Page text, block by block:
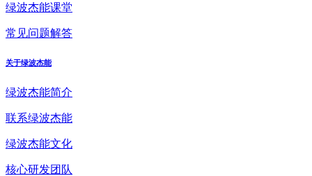
绿波杰能课堂
常见问题解答
关于绿波杰能
绿波杰能简介
联系绿波杰能
绿波杰能文化
核心研发团队